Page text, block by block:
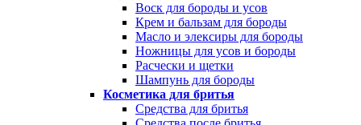
Воск для бороды и усов
Крем и бальзам для бороды
Масло и элексиры для бороды
Ножницы для усов и бороды
Расчески и щетки
Шампунь для бороды
Косметика для бритья
Средства для бритья